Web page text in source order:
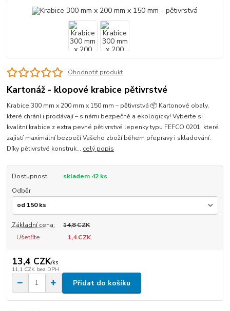
Ohodnotit produkt
Kartonáž - klopové krabice pětivrstvé
Krabice 300 mm x 200 mm x 150 mm – pětivrstvá 📦 Kartonové obaly,
které chrání i prodávají – s námi bezpečně a ekologicky! Vyberte si
kvalitní krabice z extra pevné pětivrstvé lepenky typu FEFCO 0201, které
zajistí maximální bezpečí Vašeho zboží během přepravy i skladování.
Díky pětivrstvé konstruk... celý popis
Dostupnost
skladem 42 ks
Odběr
Základní cena:
14,8 CZK
Ušetříte
1,4 CZK
13,4 CZK/ks
11,1 CZK bez DPH
Přidat do košíku